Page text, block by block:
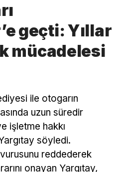
geçti: Yıllar
mücadelesi
ile otogarın
uzun süredir
işletme hakkı
söyledi.
reddederek
onayan Yargıtay,